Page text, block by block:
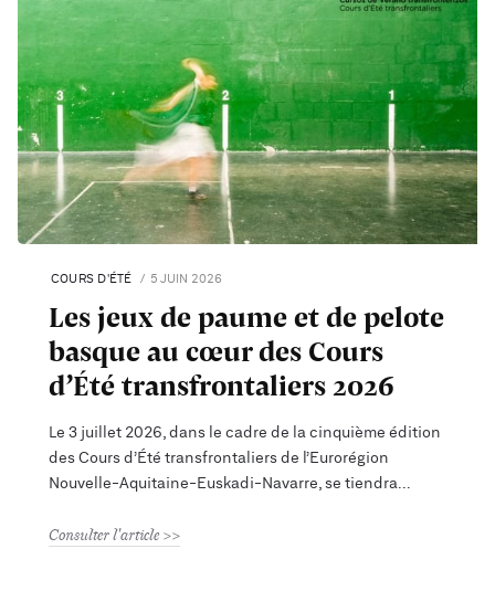
COURS D'ÉTÉ 5 JUIN 2026
Les jeux de paume et de pelote
basque au cœur des Cours
d’Été transfrontaliers 2026
Le 3 juillet 2026, dans le cadre de la cinquième édition
des Cours d’Été transfrontaliers de l’Eurorégion
Nouvelle-Aquitaine-Euskadi-Navarre, se tiendra
Consulter l'article